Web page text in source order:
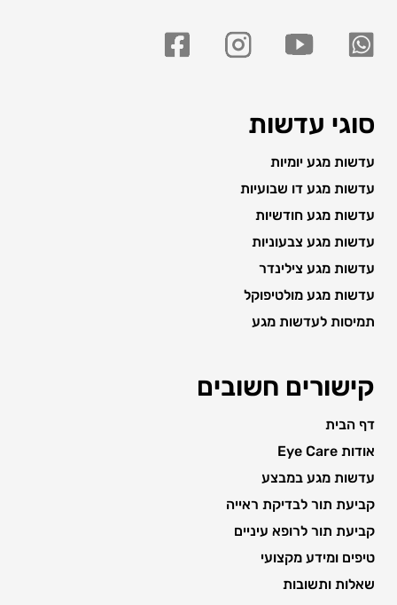
סוגי עדשות
עדשות מגע יומיות
עדשות מגע דו שבועיות
עדשות מגע חודשיות
עדשות מגע צבעוניות
עדשות מגע צילינדר
עדשות מגע מולטיפוקל
תמיסות לעדשות מגע
קישורים חשובים
דף הבית
אודות Eye Care
עדשות מגע במבצע
קביעת תור לבדיקת ראייה
קביעת תור לרופא עיניים
טיפים ומידע מקצועי
שאלות ותשובות